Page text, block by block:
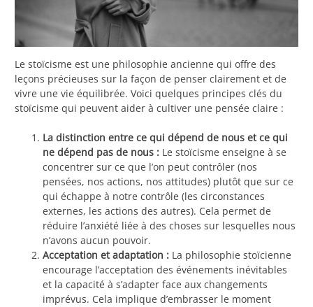
Le stoïcisme est une philosophie ancienne qui offre des
leçons précieuses sur la façon de penser clairement et de
vivre une vie équilibrée. Voici quelques principes clés du
stoïcisme qui peuvent aider à cultiver une pensée claire :
La distinction entre ce qui dépend de nous et ce qui
ne dépend pas de nous : Le stoïcisme enseigne à se
concentrer sur ce que l’on peut contrôler (nos
pensées, nos actions, nos attitudes) plutôt que sur ce
qui échappe à notre contrôle (les circonstances
externes, les actions des autres). Cela permet de
réduire l’anxiété liée à des choses sur lesquelles nous
n’avons aucun pouvoir.
Acceptation et adaptation : La philosophie stoïcienne
encourage l’acceptation des événements inévitables
et la capacité à s’adapter face aux changements
imprévus. Cela implique d’embrasser le moment